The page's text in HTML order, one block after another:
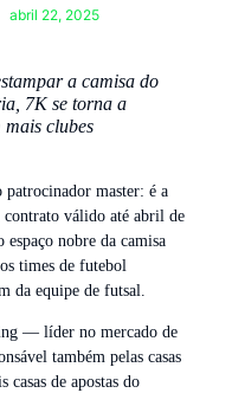
abril 22, 2025
a camisa do
7K se torna a
mais clubes
master: é a
contrato válido até abril de
espaço nobre da camisa
times de futebol
da equipe de futsal.
— líder no mercado de
também pelas casas
de apostas do